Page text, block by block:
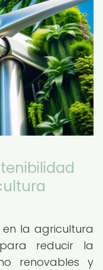
la agricultura
reducir la
renovables y